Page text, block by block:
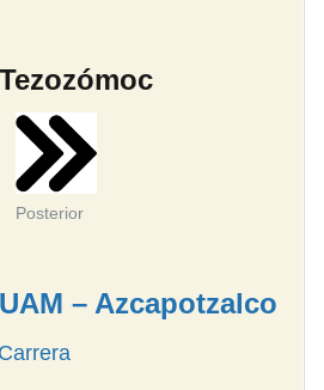
Posterior
UAM – Azcapotzalco